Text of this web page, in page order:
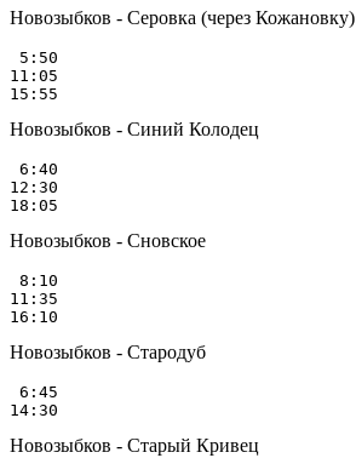
Новозыбков - Серовка (через Кожановку)
5:50
11:05
Новозыбков - Синий Колодец
6:40
12:30
Новозыбков - Сновское
8:10
11:35
Новозыбков - Стародуб
6:45
Новозыбков - Старый Кривец